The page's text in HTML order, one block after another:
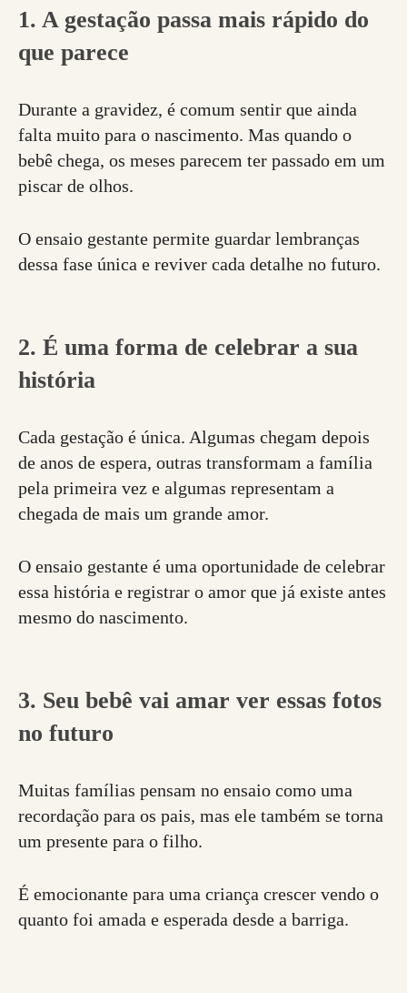
1. A gestação passa mais rápido do
que parece
Durante a gravidez, é comum sentir que ainda
falta muito para o nascimento. Mas quando o
bebê chega, os meses parecem ter passado em um
piscar de olhos.
O ensaio gestante permite guardar lembranças
dessa fase única e reviver cada detalhe no futuro.
2. É uma forma de celebrar a sua
história
Cada gestação é única. Algumas chegam depois
de anos de espera, outras transformam a família
pela primeira vez e algumas representam a
chegada de mais um grande amor.
O ensaio gestante é uma oportunidade de celebrar
essa história e registrar o amor que já existe antes
mesmo do nascimento.
3. Seu bebê vai amar ver essas fotos
no futuro
Muitas famílias pensam no ensaio como uma
recordação para os pais, mas ele também se torna
um presente para o filho.
É emocionante para uma criança crescer vendo o
quanto foi amada e esperada desde a barriga.